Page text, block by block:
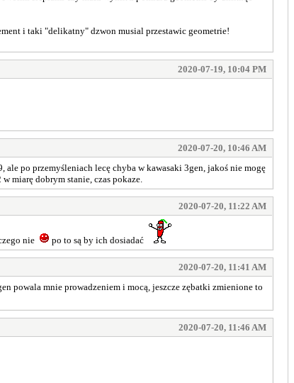
i taki "delikatny" dzwon musial przestawic geometrie!
2020-07-19, 10:04 PM
2020-07-20, 10:46 AM
ale po przemyśleniach lecę chyba w kawasaki 3gen, jakoś nie mogę
miarę dobrym stanie, czas pokaze.
2020-07-20, 11:22 AM
nie po to są by ich dosiadać
2020-07-20, 11:41 AM
powala mnie prowadzeniem i mocą, jeszcze zębatki zmienione to
2020-07-20, 11:46 AM